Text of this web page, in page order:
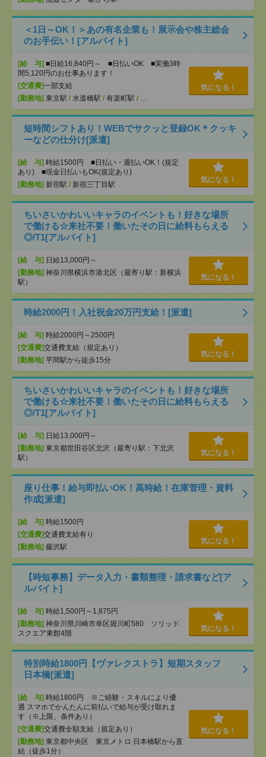
＜1日～OK！＞あの有名企業も！展示会や株主総会
のお手伝い！[アルバイト]
[給 与] ■日給16,840円～ ■日払いOK ■実働3時
間5,120円のお仕事あります！
[交通費]一部支給
[勤務地] 東京駅 / 水道橋駅 / 有楽町駅 / …
気になる！
短時間シフトあり！WEBでサクッと登録OK＊クッキ
ーなどの仕分け[派遣]
[給 与] 時給1500円 ■日払い・週払いOK！(規定
あり) ■現金日払いもOK(規定あり)
[勤務地] 新宿駅 / 新宿三丁目駅
気になる！
ちいさいかわいいキャラのイベントも！好きな場所
で働ける☆来社不要！働いたその日に給料もらえる
◎/T1[アルバイト]
[給 与] 日給13,000円～
[勤務地] 神奈川県横浜市港北区（最寄り駅：新横浜
駅）
気になる！
時給2000円！入社祝金20万円支給！[派遣]
[給 与] 時給2000円～2500円
[交通費]交通費支給（規定あり）
[勤務地] 平間駅から徒歩15分
気になる！
ちいさいかわいいキャラのイベントも！好きな場所
で働ける☆来社不要！働いたその日に給料もらえる
◎/T1[アルバイト]
[給 与] 日給13,000円～
[勤務地] 東京都世田谷区北沢（最寄り駅：下北沢
駅）
気になる！
座り仕事！給与即払いOK！高時給！在庫管理・資料
作成[派遣]
[給 与] 時給1500円
[交通費]交通費支給有り
[勤務地] 藤沢駅
気になる！
【時短事務】データ入力・書類整理・請求書など[ア
ルバイト]
[給 与] 時給1,500円～1,875円
[勤務地] 神奈川県川崎市幸区堀川町580 ソリッド
スクエア東館4階
気になる！
特別時給1800円【ヴァレクストラ】短期スタッフ
日本橋[派遣]
[給 与] 時給1800円 ※ご経験・スキルにより優
遇 スマホでかんたんに前払いで給与が受け取れま
す（※上限、条件あり）
[交通費]交通費全額支給（規定あり）
[勤務地] 東京都中央区 東京メトロ 日本橋駅から直
結（徒歩1分）
気になる！